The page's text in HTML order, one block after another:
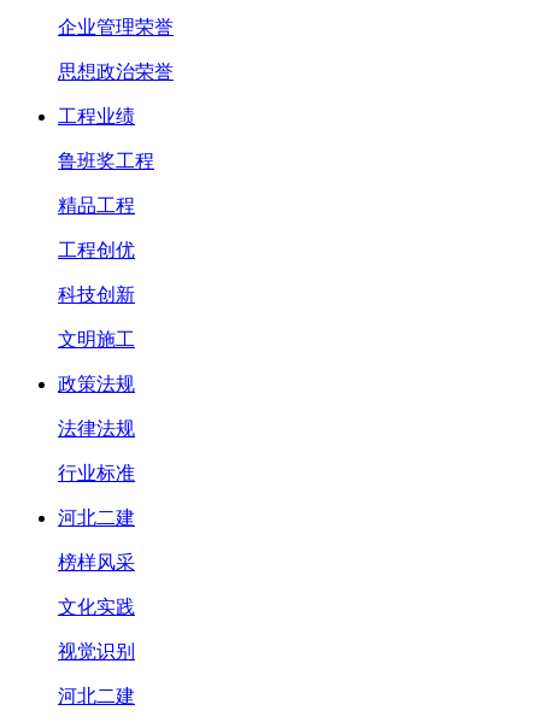
企业管理荣誉
思想政治荣誉
工程业绩
鲁班奖工程
精品工程
工程创优
科技创新
文明施工
政策法规
法律法规
行业标准
河北二建
榜样风采
文化实践
视觉识别
河北二建